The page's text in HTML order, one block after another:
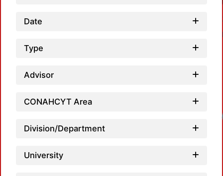
Date
Type
Advisor
CONAHCYT Area
Division/Department
University